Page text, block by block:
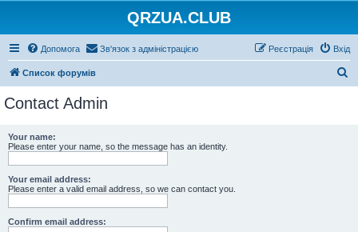
QRZUA.CLUB
Допомога Зв'язок з адміністрацією Вхід
Реєстрація
Список форумів
Contact Admin
Your name:
Please enter your name, so the message has an identity.
Your email address:
Please enter a valid email address, so we can contact you.
Confirm email address: